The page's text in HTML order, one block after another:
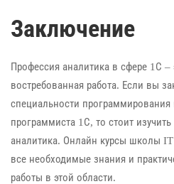
Заключение
Профессия аналитика в сфере 1С –
востребованная работа. Если вы
специальности программирования
программиста 1С, то стоит
аналитика. Онлайн курсы школы
все необходимые знания и
работы в этой области.